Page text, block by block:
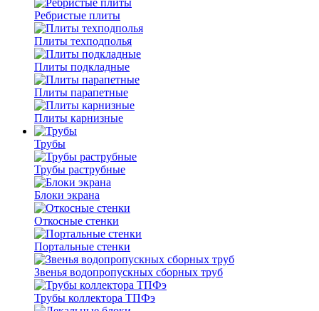
Ребристые плиты
Плиты техподполья
Плиты подкладные
Плиты парапетные
Плиты карнизные
Трубы
Трубы раструбные
Блоки экрана
Откосные стенки
Портальные стенки
Звенья водопропускных сборных труб
Трубы коллектора ТПФэ